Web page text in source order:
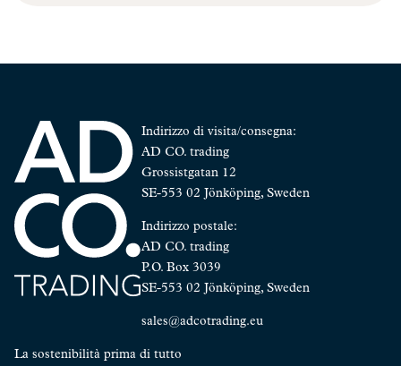
La sostenibilità prima di tutto
Indirizzo di visita/consegna:
AD CO. trading
Grossistgatan 12
SE-553 02 Jönköping, Sweden
Indirizzo postale:
AD CO. trading
P.O. Box 3039
SE-553 02 Jönköping, Sweden
sales@adcotrading.eu